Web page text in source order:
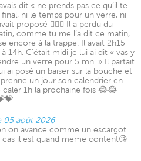
dit « ne prends pas ce qu’il te
ni le temps pour un verre, ni
proposé 🤦🏼‍♀️ Il a perdu du
comme tu me l’a dit ce matin,
encore à la trappe. Il avait 2h15
14h. C’était midi je lui ai dit « vas y
un verre pour 5 mn. » Il partait
ai posé un baiser sur la bouche et
prenne un jour son calendrier en
1h la prochaine fois 😂😂
05 août 2026
on avance comme un escargot
il est quand meme content😘